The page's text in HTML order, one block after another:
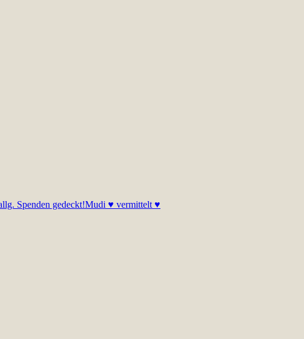
Spenden gedeckt!Mudi ♥ vermittelt ♥